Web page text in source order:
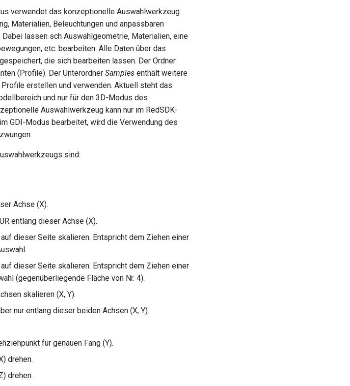
verwendet das konzeptionelle Auswahlwerkzeug
Materialien, Beleuchtungen und anpassbaren
lassen sch Auswahlgeometrie, Materialien, eine
etc. bearbeiten. Alle Daten über das
die sich bearbeiten lassen. Der Ordner
(Profile). Der Unterordner Samples enthält weitere
erstellen und verwenden. Aktuell steht das
und nur für den 3D-Modus des
Auswahlwerkzeug kann nur im RedSDK-
GDI-Modus bearbeitet, wird die Verwendung des
sind:
Achse (X).
entlang dieser Achse (X).
dieser Seite skalieren. Entspricht dem Ziehen einer
dieser Seite skalieren. Entspricht dem Ziehen einer
(gegenüberliegende Fläche von Nr. 4).
skalieren (X, Y).
nur entlang dieser beiden Achsen (X, Y).
für genauen Fang (Y).
drehen.
drehen.